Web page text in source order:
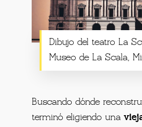
Dibujo del teatro La
Museo de La Scala,
Buscando dónde
terminó eligiendo una